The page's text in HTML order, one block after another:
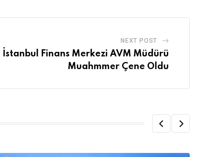
NEXT POST
İstanbul Finans Merkezi AVM Müdürü
Muahmmer Çene Oldu